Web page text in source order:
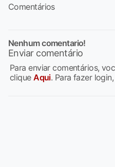
Comentários
Nenhum comentario!
Enviar comentário
Para enviar comentários,
cliqueAqui. Para fazer